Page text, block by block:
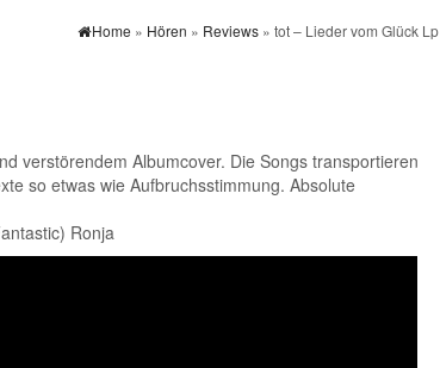
Home » Hören » Reviews» tot – Lieder vom Glück Lp
verstörendem Albumcover. Die Songs transportieren
so etwas wie Aufbruchsstimmung. Absolute
Ronja